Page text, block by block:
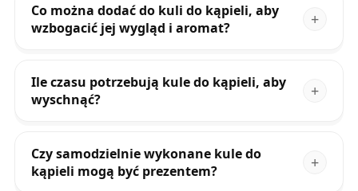
Co można dodać do kuli do kąpieli, aby
wzbogacić jej wygląd i aromat?
Ile czasu potrzebują kule do kąpieli, aby
wyschnąć?
Czy samodzielnie wykonane kule do
kąpieli mogą być prezentem?